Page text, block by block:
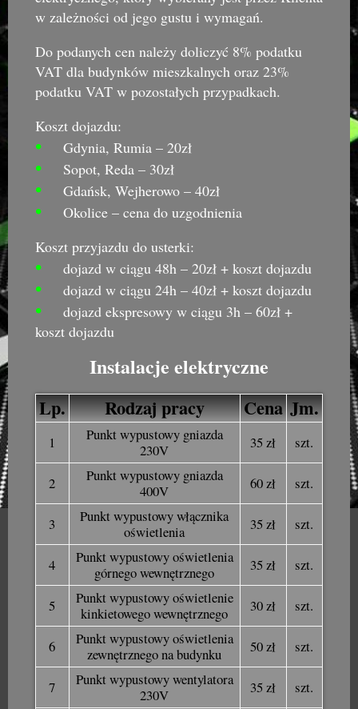
w zależności od jego gustu i wymagań.
Do podanych cen należy doliczyć 8% podatku
VAT dla budynków mieszkalnych oraz 23%
podatku VAT w pozostałych przypadkach.
Koszt dojazdu:
• Gdynia, Rumia – 20zł
• Sopot, Reda – 30zł
• Gdańsk, Wejherowo – 40zł
•
Okolice – cena do uzgodnienia
Koszt przyjazdu do usterki:
• dojazd w ciągu 48h – 20zł + koszt dojazdu
• dojazd w ciągu 24h – 40zł + koszt dojazdu
•
dojazd ekspresowy w ciągu 3h – 60zł +
koszt dojazdu
Instalacje elektryczne
Lp. Rodzaj pracy Cena Jm.
1
Punkt wypustowy gniazda
230V
35 zł szt.
2
Punkt wypustowy gniazda
400V
60 zł szt.
3
Punkt wypustowy włącznika
oświetlenia
35 zł szt.
4
Punkt wypustowy oświetlenia
górnego wewnętrznego
35 zł szt.
5
Punkt wypustowy oświetlenie
kinkietowego wewnętrznego
30 zł szt.
6
Punkt wypustowy oświetlenia
zewnętrznego na budynku
50 zł szt.
7
Punkt wypustowy wentylatora
230V
35 zł szt.